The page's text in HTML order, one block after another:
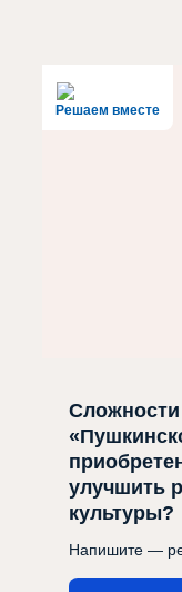
Решаем вместе
улучшить
культуры?
Напишите —